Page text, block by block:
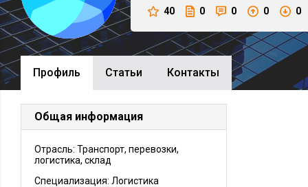
40 0 0 0 0
Профиль Cтатьи Контакты
Общая информация
Отрасль: Транспорт, перевозки,
логистика, склад
Специализация: Логистика